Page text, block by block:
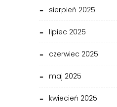
sierpień 2025
lipiec 2025
czerwiec 2025
maj 2025
kwiecień 2025